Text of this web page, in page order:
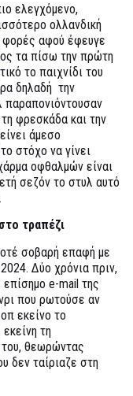
ελεγχόμενο,
ολλανδική
φορές αφού έφευγε
τα πίσω την πρώτη
το παιχνίδι του
δηλαδή την
παραπονιόντουσαν
φρεσκάδα και την
άμεσο
στόχο να γίνει
οφθαλμών είναι
σεζόν το στυλ αυτό
τραπέζι
σοβαρή επαφή με
Δύο χρόνια πριν,
e-mail της
που ρωτούσε αν
εκείνο το
τη
θεωρώντας
δεν ταίριαζε στη